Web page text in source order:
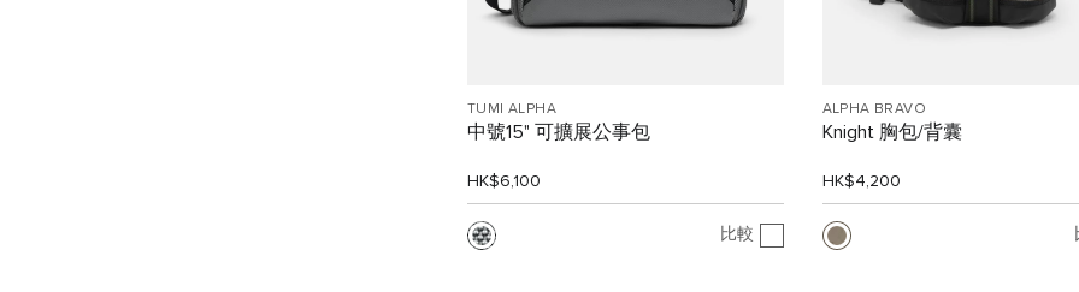
TUMI ALPHA
中號15" 可擴展公事包
HK$6,100
比較
ALPHA BRAVO
Knight 胸包/背囊
HK$4,200